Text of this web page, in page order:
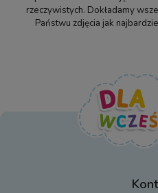
rzeczywistych. Dokładamy
Państwu zdjęcia jak